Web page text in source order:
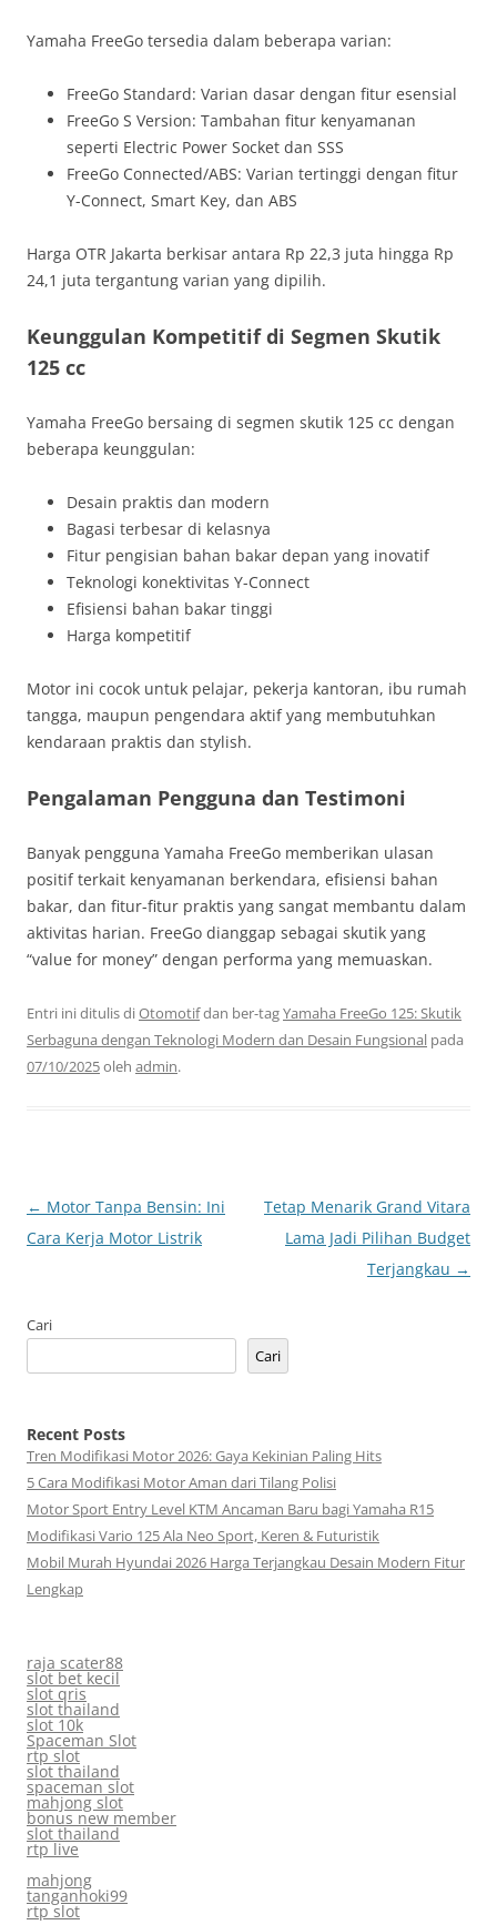
Yamaha FreeGo tersedia dalam beberapa varian:
FreeGo Standard: Varian dasar dengan fitur esensial
FreeGo S Version: Tambahan fitur kenyamanan
seperti Electric Power Socket dan SSS
FreeGo Connected/ABS: Varian tertinggi dengan fitur
Y-Connect, Smart Key, dan ABS
Harga OTR Jakarta berkisar antara Rp 22,3 juta hingga Rp
24,1 juta tergantung varian yang dipilih.
Keunggulan Kompetitif di Segmen Skutik
125 cc
Yamaha FreeGo bersaing di segmen skutik 125 cc dengan
beberapa keunggulan:
Desain praktis dan modern
Bagasi terbesar di kelasnya
Fitur pengisian bahan bakar depan yang inovatif
Teknologi konektivitas Y-Connect
Efisiensi bahan bakar tinggi
Harga kompetitif
Motor ini cocok untuk pelajar, pekerja kantoran, ibu rumah
tangga, maupun pengendara aktif yang membutuhkan
kendaraan praktis dan stylish.
Pengalaman Pengguna dan Testimoni
Banyak pengguna Yamaha FreeGo memberikan ulasan
positif terkait kenyamanan berkendara, efisiensi bahan
bakar, dan fitur-fitur praktis yang sangat membantu dalam
aktivitas harian. FreeGo dianggap sebagai skutik yang
“value for money” dengan performa yang memuaskan.
Entri ini ditulis diOtomotifdan ber-tagYamaha FreeGo 125: Skutik
Serbaguna dengan Teknologi Modern dan Desain Fungsional pada
07/10/2025oleh admin.
Navigasi
Tulisan
← Motor Tanpa Bensin: Ini
Cara Kerja Motor Listrik
Tetap Menarik Grand Vitara
Lama Jadi Pilihan Budget
Terjangkau →
Cari
Cari
Recent Posts
Tren Modifikasi Motor 2026: Gaya Kekinian Paling Hits
5 Cara Modifikasi Motor Aman dari Tilang Polisi
Motor Sport Entry Level KTM Ancaman Baru bagi Yamaha R15
Modifikasi Vario 125 Ala Neo Sport, Keren & Futuristik
Mobil Murah Hyundai 2026 Harga Terjangkau Desain Modern Fitur
Lengkap
raja scater88
slot bet kecil
slot qris
slot thailand
slot 10k
Spaceman Slot
rtp slot
slot thailand
spaceman slot
mahjong slot
bonus new member
slot thailand
rtp live
mahjong
tanganhoki99
rtp slot